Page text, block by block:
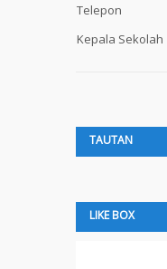
Telepon
Kepala Sekolah
TAUTAN
LIKE BOX